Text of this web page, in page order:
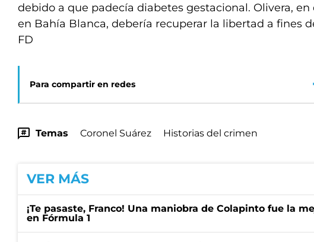
debido a que padecía diabetes gestacional. Olivera, en
en Bahía Blanca, debería recuperar la libertad a fines
FD
Para compartir en redes
Temas Coronel Suárez Historias del crimen
VER MÁS
¡Te pasaste, Franco! Una maniobra de Colapinto fue la
en Fórmula 1